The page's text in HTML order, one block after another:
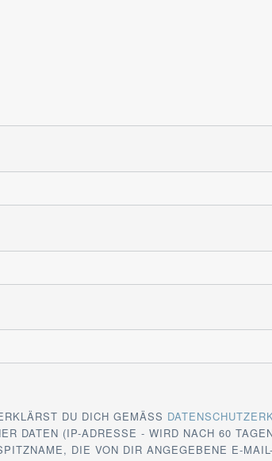
DU DICH GEMÄSS
DATEN (IP-ADRESSE - WIRD NACH 60
DIE VON DIR ANGEGEBENE E-